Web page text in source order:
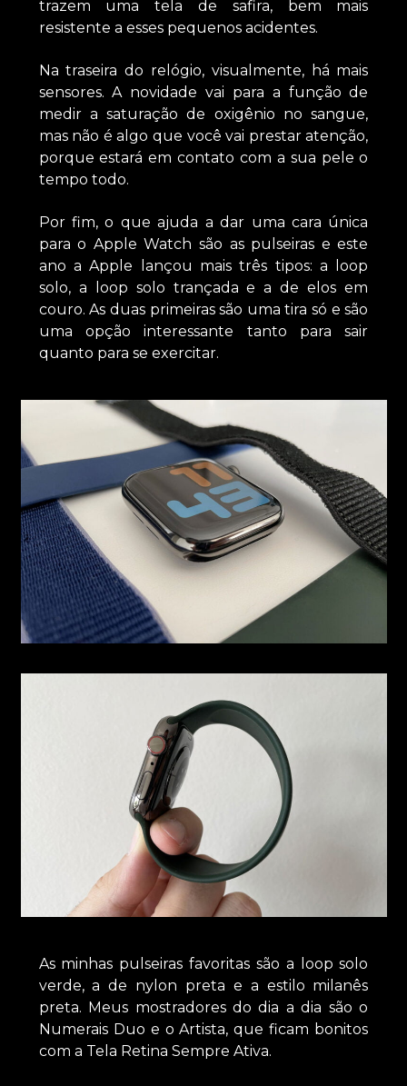
trazem uma tela de safira, bem mais
resistente a esses pequenos acidentes.
Na traseira do relógio, visualmente, há mais
sensores. A novidade vai para a função de
medir a saturação de oxigênio no sangue,
mas não é algo que você vai prestar atenção,
porque estará em contato com a sua pele o
tempo todo.
Por fim, o que ajuda a dar uma cara única
para o Apple Watch são as pulseiras e este
ano a Apple lançou mais três tipos: a loop
solo, a loop solo trançada e a de elos em
couro. As duas primeiras são uma tira só e são
uma opção interessante tanto para sair
quanto para se exercitar.
As minhas pulseiras favoritas são a loop solo
verde, a de nylon preta e a estilo milanês
preta. Meus mostradores do dia a dia são o
Numerais Duo e o Artista, que ficam bonitos
com a Tela Retina Sempre Ativa.